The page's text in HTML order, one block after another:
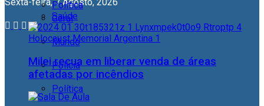
Geral
Mundo
Polícia
Política
Política
Saúde
Milei recua em liberar venda de áreas
afetadas por incêndios